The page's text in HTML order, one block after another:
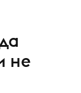
не